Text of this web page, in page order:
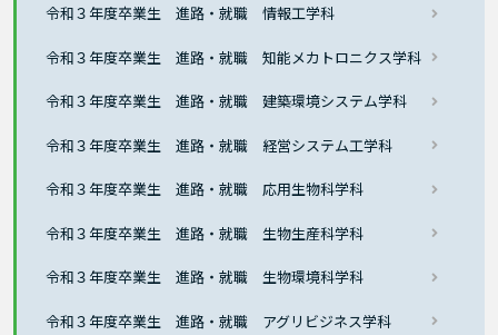
令和３年度卒業生 進路・就職 情報工学科
令和３年度卒業生 進路・就職 知能メカトロニクス学科
令和３年度卒業生 進路・就職 建築環境システム学科
令和３年度卒業生 進路・就職 経営システム工学科
令和３年度卒業生 進路・就職 応用生物科学科
令和３年度卒業生 進路・就職 生物生産科学科
令和３年度卒業生 進路・就職 生物環境科学科
令和３年度卒業生 進路・就職 アグリビジネス学科